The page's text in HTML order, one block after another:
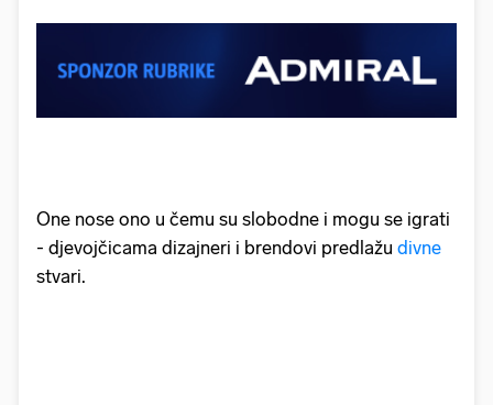
One nose ono u čemu su slobodne i mogu se igrati
- djevojčicama dizajneri i brendovi predlažu divne
stvari.